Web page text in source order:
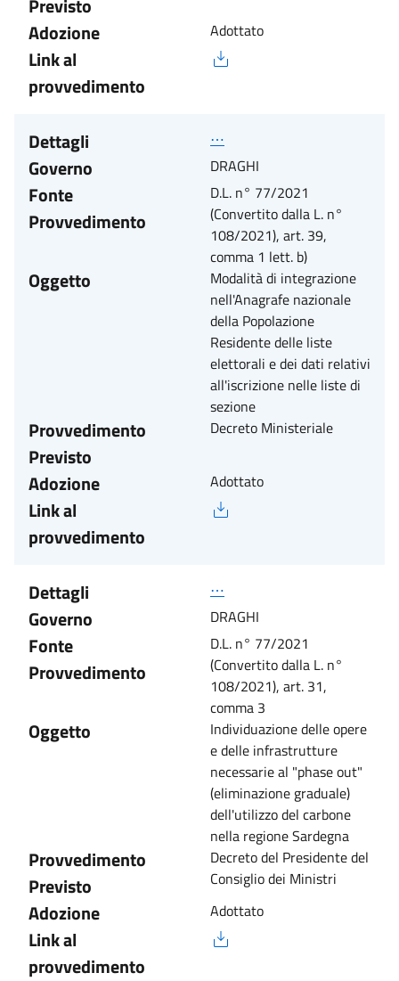
Previsto
Adozione Adottato
Link al
provvedimento
Dettagli
⋯
Governo DRAGHI
Fonte
Provvedimento
D.L. n° 77/2021
(Convertito dalla L. n°
108/2021), art. 39,
comma 1 lett. b)
Oggetto
Modalità di integrazione
nell'Anagrafe nazionale
della Popolazione
Residente delle liste
elettorali e dei dati relativi
all'iscrizione nelle liste di
sezione
Provvedimento
Previsto
Decreto Ministeriale
Adozione Adottato
Link al
provvedimento
Dettagli
⋯
Governo DRAGHI
Fonte
Provvedimento
D.L. n° 77/2021
(Convertito dalla L. n°
108/2021), art. 31,
comma 3
Oggetto
Individuazione delle opere
e delle infrastrutture
necessarie al "phase out"
(eliminazione graduale)
dell'utilizzo del carbone
nella regione Sardegna
Provvedimento
Previsto
Decreto del Presidente del
Consiglio dei Ministri
Adozione Adottato
Link al
provvedimento